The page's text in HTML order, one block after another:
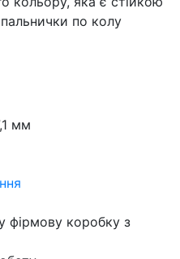
по колу
мм
фірмову коробку з